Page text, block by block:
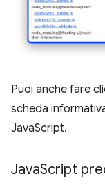
Puoi anche fare
scheda
JavaScript.
JavaScript